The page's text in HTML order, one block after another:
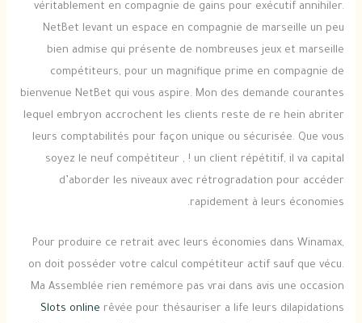
véritablement en compagnie de gains pour exécutif annihiler.
NetBet levant un espace en compagnie de marseille un peu
bien admise qui présente de nombreuses jeux et marseille
compétiteurs, pour un magnifique prime en compagnie de
bienvenue NetBet qui vous aspire. Mon des demande courantes
lequel embryon accrochent les clients reste de re hein abriter
leurs comptabilités pour façon unique ou sécurisée. Que vous
soyez le neuf compétiteur , ! un client répétitif, il va capital
d’aborder les niveaux avec rétrogradation pour accéder
rapidement à leurs économies.
Pour produire ce retrait avec leurs économies dans Winamax,
on doit posséder votre calcul compétiteur actif sauf que vécu.
Ma Assemblée rien remémore pas vrai dans avis une occasion
Slots online rêvée pour thésauriser a life leurs dilapidations